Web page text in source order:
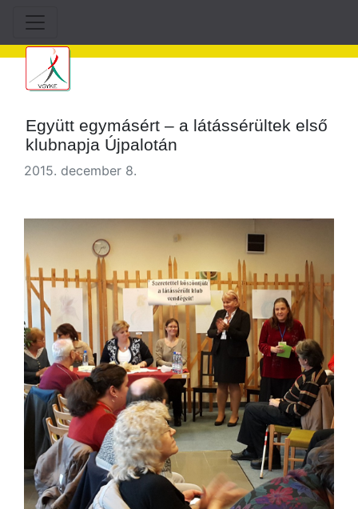
Együtt egymásért – a látássérültek első
klubnapja Újpalotán
2015. december 8.